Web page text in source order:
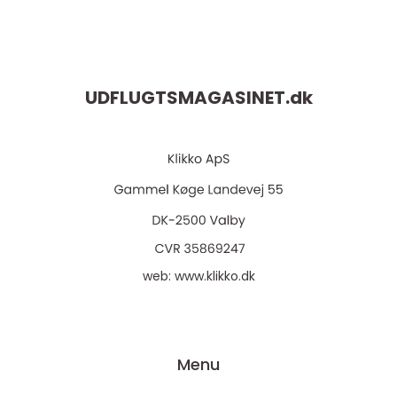
UDFLUGTSMAGASINET.dk
web: www.klikko.dk
Menu